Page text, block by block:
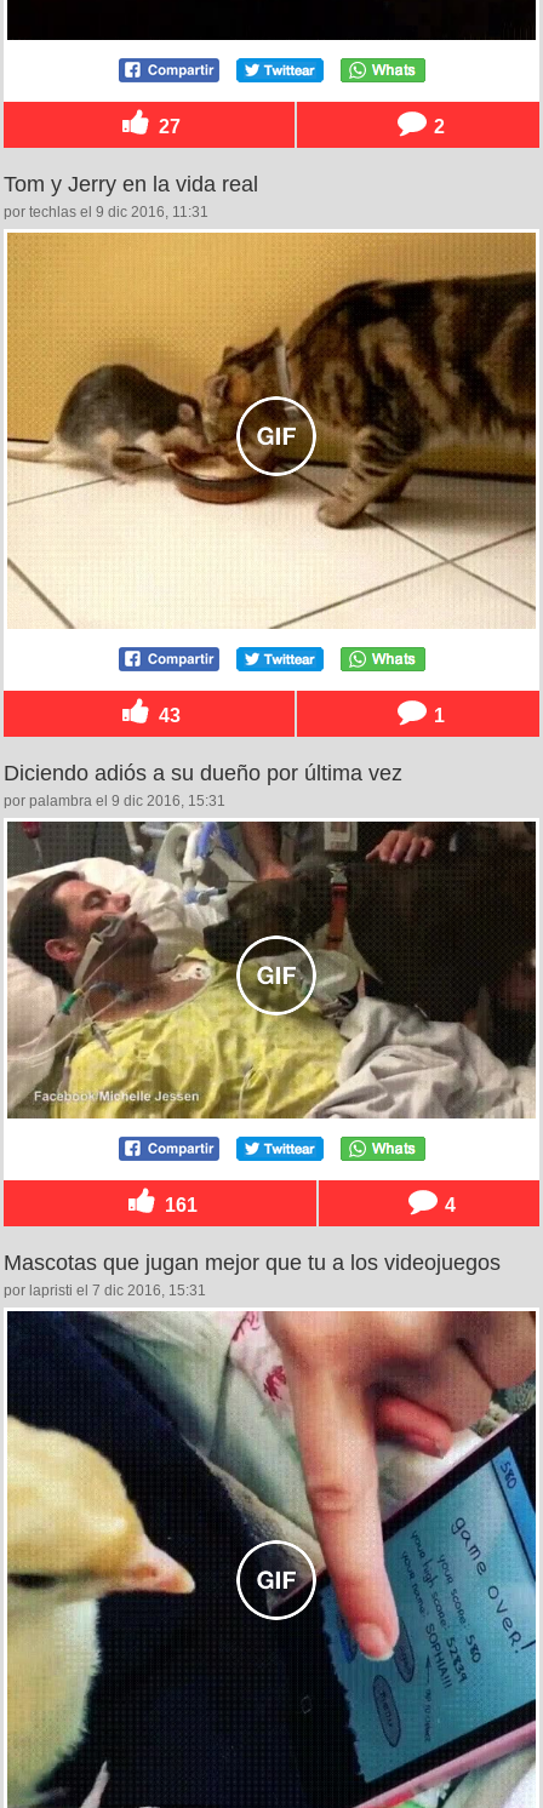
27 2
Tom y Jerry en la vida real
por techlas el 9 dic 2016, 11:31
43 1
Diciendo adiós a su dueño por última vez
por palambra el 9 dic 2016, 15:31
161 4
Mascotas que jugan mejor que tu a los videojuegos
por lapristi el 7 dic 2016, 15:31